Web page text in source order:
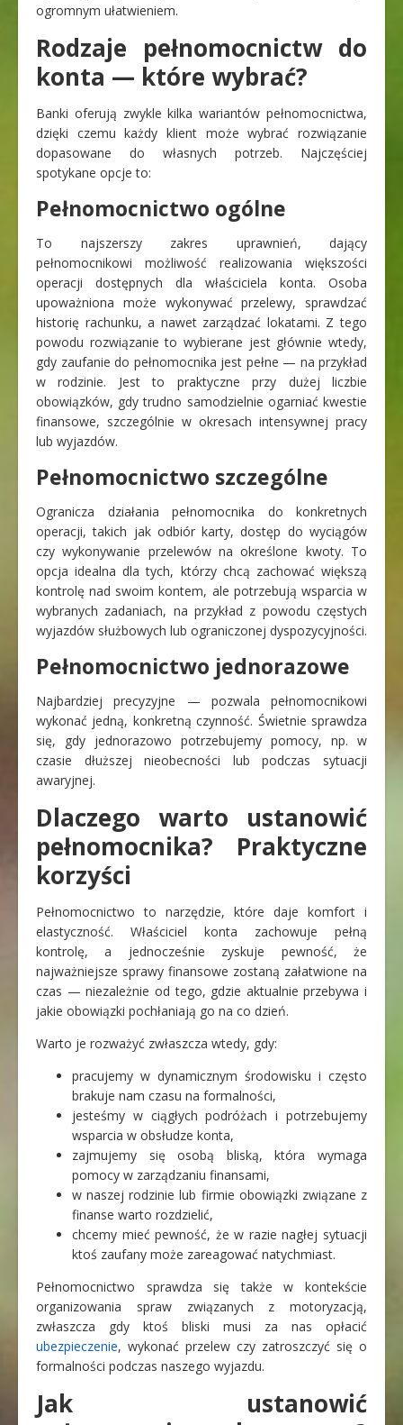
ogromnym ułatwieniem.
Rodzaje pełnomocnictw do
konta — które wybrać?
Banki oferują zwykle kilka wariantów pełnomocnictwa,
dzięki czemu każdy klient może wybrać rozwiązanie
dopasowane do własnych potrzeb. Najczęściej
spotykane opcje to:
Pełnomocnictwo ogólne
To najszerszy zakres uprawnień, dający
pełnomocnikowi możliwość realizowania większości
operacji dostępnych dla właściciela konta. Osoba
upoważniona może wykonywać przelewy, sprawdzać
historię rachunku, a nawet zarządzać lokatami. Z tego
powodu rozwiązanie to wybierane jest głównie wtedy,
gdy zaufanie do pełnomocnika jest pełne — na przykład
w rodzinie. Jest to praktyczne przy dużej liczbie
obowiązków, gdy trudno samodzielnie ogarniać kwestie
finansowe, szczególnie w okresach intensywnej pracy
lub wyjazdów.
Pełnomocnictwo szczególne
Ogranicza działania pełnomocnika do konkretnych
operacji, takich jak odbiór karty, dostęp do wyciągów
czy wykonywanie przelewów na określone kwoty. To
opcja idealna dla tych, którzy chcą zachować większą
kontrolę nad swoim kontem, ale potrzebują wsparcia w
wybranych zadaniach, na przykład z powodu częstych
wyjazdów służbowych lub ograniczonej dyspozycyjności.
Pełnomocnictwo jednorazowe
Najbardziej precyzyjne — pozwala pełnomocnikowi
wykonać jedną, konkretną czynność. Świetnie sprawdza
się, gdy jednorazowo potrzebujemy pomocy, np. w
czasie dłuższej nieobecności lub podczas sytuacji
awaryjnej.
Dlaczego warto ustanowić
pełnomocnika? Praktyczne
korzyści
Pełnomocnictwo to narzędzie, które daje komfort i
elastyczność. Właściciel konta zachowuje pełną
kontrolę, a jednocześnie zyskuje pewność, że
najważniejsze sprawy finansowe zostaną załatwione na
czas — niezależnie od tego, gdzie aktualnie przebywa i
jakie obowiązki pochłaniają go na co dzień.
Warto je rozważyć zwłaszcza wtedy, gdy:
pracujemy w dynamicznym środowisku i często
brakuje nam czasu na formalności,
jesteśmy w ciągłych podróżach i potrzebujemy
wsparcia w obsłudze konta,
zajmujemy się osobą bliską, która wymaga
pomocy w zarządzaniu finansami,
w naszej rodzinie lub firmie obowiązki związane z
finanse warto rozdzielić,
chcemy mieć pewność, że w razie nagłej sytuacji
ktoś zaufany może zareagować natychmiast.
Pełnomocnictwo sprawdza się także w kontekście
organizowania spraw związanych z motoryzacją,
zwłaszcza gdy ktoś bliski musi za nas opłacić
ubezpieczenie, wykonać przelew czy zatroszczyć się o
formalności podczas naszego wyjazdu.
Jak ustanowić